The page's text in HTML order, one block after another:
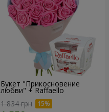
Букет "Прикосновение
любви" + Raffaello
1 834 грн